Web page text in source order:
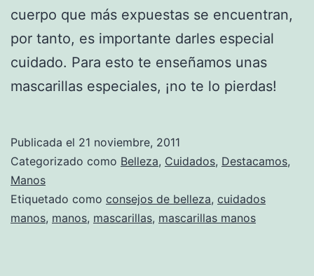
cuerpo que más expuestas se encuentran,
por tanto, es importante darles especial
cuidado. Para esto te enseñamos unas
mascarillas especiales, ¡no te lo pierdas!
Publicada el 21 noviembre, 2011
Categorizado como Belleza, Cuidados, Destacamos,
Manos
Etiquetado como consejos de belleza, cuidados
manos, manos, mascarillas, mascarillas manos